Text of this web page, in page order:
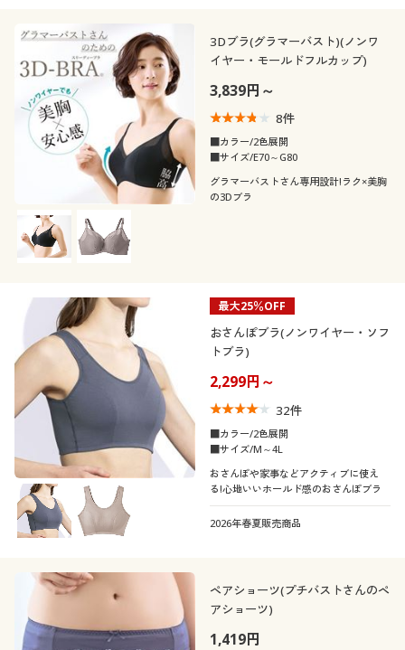
3Dブラ(グラマーバスト)(ノンワ
イヤー・モールドフルカップ)
3,839円～
8件
■カラー/2色展開
■サイズ/E70～G80
グラマーバストさん専用設計!ラク×美胸
の3Dブラ
最大25％OFF
おさんぽブラ(ノンワイヤー・ソフ
トブラ)
2,299円～
32件
■カラー/2色展開
■サイズ/M～4L
おさんぽや家事などアクティブに使え
る!心地いいホールド感のおさんぽブラ
2026年春夏販売商品
ペアショーツ(プチバストさんのペ
アショーツ)
1,419円